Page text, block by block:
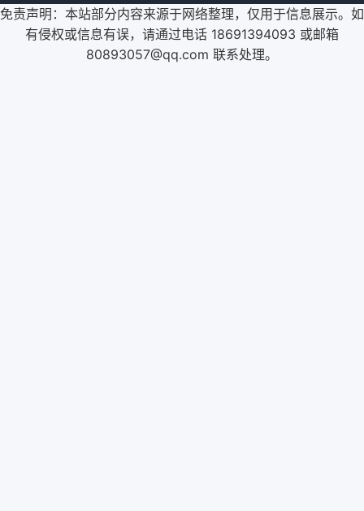
免责声明：本站部分内容来源于网络整理，仅用于信息展示。如
有侵权或信息有误，请通过电话 18691394093 或邮箱
80893057@qq.com 联系处理。